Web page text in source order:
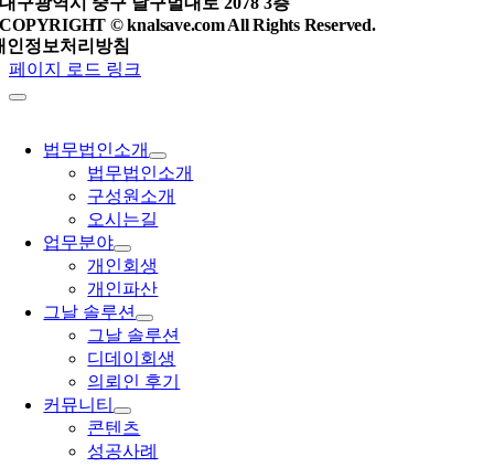
COPYRIGHT © knalsave.com All Rights Reserved.
인정보처리방침
페이지 로드 링크
법무법인소개
법무법인소개
구성원소개
오시는길
업무분야
개인회생
개인파산
그날 솔루션
그날 솔루션
디데이회생
의뢰인 후기
커뮤니티
콘텐츠
성공사례